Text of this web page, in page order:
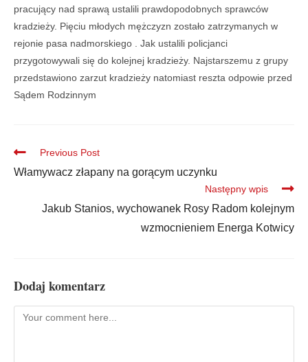
pracujący nad sprawą ustalili prawdopodobnych sprawców
kradzieży. Pięciu młodych mężczyzn zostało zatrzymanych w
rejonie pasa nadmorskiego . Jak ustalili policjanci
przygotowywali się do kolejnej kradzieży. Najstarszemu z grupy
przedstawiono zarzut kradzieży natomiast reszta odpowie przed
Sądem Rodzinnym
Previous Post
Włamywacz złapany na gorącym uczynku
Następny wpis
Jakub Stanios, wychowanek Rosy Radom kolejnym
wzmocnieniem Energa Kotwicy
Dodaj komentarz